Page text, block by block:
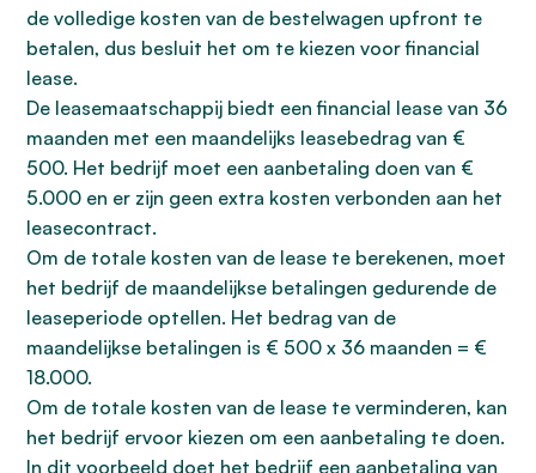
de volledige kosten van de bestelwagen upfront te
betalen, dus besluit het om te kiezen voor financial
lease.
De leasemaatschappij biedt een financial lease van 36
maanden met een maandelijks leasebedrag van €
500. Het bedrijf moet een aanbetaling doen van €
5.000 en er zijn geen extra kosten verbonden aan het
leasecontract.
Om de totale kosten van de lease te berekenen, moet
het bedrijf de maandelijkse betalingen gedurende de
leaseperiode optellen. Het bedrag van de
maandelijkse betalingen is € 500 x 36 maanden = €
18.000.
Om de totale kosten van de lease te verminderen, kan
het bedrijf ervoor kiezen om een aanbetaling te doen.
In dit voorbeeld doet het bedrijf een aanbetaling van